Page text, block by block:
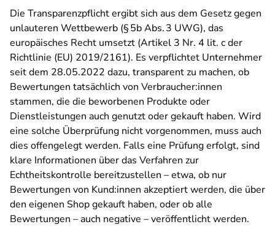
Die Transparenzpflicht ergibt sich aus dem Gesetz gegen
unlauteren Wettbewerb (§ 5b Abs. 3 UWG), das
europäisches Recht umsetzt (Artikel 3 Nr. 4 lit. c der
Richtlinie (EU) 2019/2161). Es verpflichtet Unternehmer
seit dem 28.05.2022 dazu, transparent zu machen, ob
Bewertungen tatsächlich von Verbraucher:innen
stammen, die die beworbenen Produkte oder
Dienstleistungen auch genutzt oder gekauft haben. Wird
eine solche Überprüfung nicht vorgenommen, muss auch
dies offengelegt werden. Falls eine Prüfung erfolgt, sind
klare Informationen über das Verfahren zur
Echtheitskontrolle bereitzustellen – etwa, ob nur
Bewertungen von Kund:innen akzeptiert werden, die über
den eigenen Shop gekauft haben, oder ob alle
Bewertungen – auch negative – veröffentlicht werden.